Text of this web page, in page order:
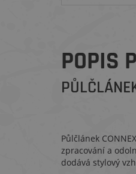
POPIS
Půlčlánek
zpracování a
dodává stylový